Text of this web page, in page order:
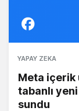
YAPAY ZEKA
Meta içerik
tabanlı
sundu